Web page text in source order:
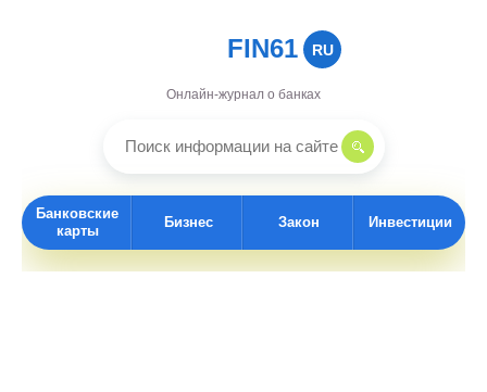
FIN61 RU
Онлайн-журнал о банках
Банковские
карты
Бизнес Закон Инвестиции